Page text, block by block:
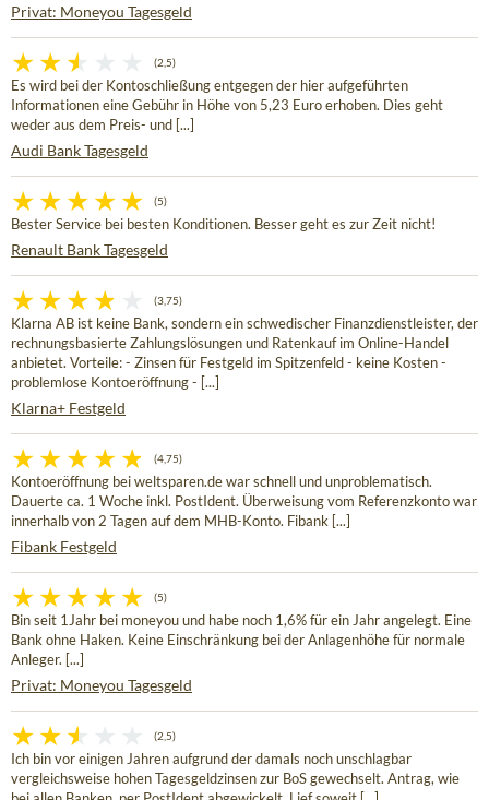
Privat: Moneyou Tagesgeld
(2,5)
Es wird bei der Kontoschließung entgegen der hier aufgeführten
Informationen eine Gebühr in Höhe von 5,23 Euro erhoben. Dies geht
weder aus dem Preis- und [...]
Audi Bank Tagesgeld
(5)
Bester Service bei besten Konditionen. Besser geht es zur Zeit nicht!
Renault Bank Tagesgeld
(3,75)
Klarna AB ist keine Bank, sondern ein schwedischer Finanzdienstleister, der
rechnungsbasierte Zahlungslösungen und Ratenkauf im Online-Handel
anbietet. Vorteile: - Zinsen für Festgeld im Spitzenfeld - keine Kosten -
problemlose Kontoeröffnung - [...]
Klarna+ Festgeld
(4,75)
Kontoeröffnung bei weltsparen.de war schnell und unproblematisch.
Dauerte ca. 1 Woche inkl. PostIdent. Überweisung vom Referenzkonto war
innerhalb von 2 Tagen auf dem MHB-Konto. Fibank [...]
Fibank Festgeld
(5)
Bin seit 1Jahr bei moneyou und habe noch 1,6% für ein Jahr angelegt. Eine
Bank ohne Haken. Keine Einschränkung bei der Anlagenhöhe für normale
Anleger. [...]
Privat: Moneyou Tagesgeld
(2,5)
Ich bin vor einigen Jahren aufgrund der damals noch unschlagbar
vergleichsweise hohen Tagesgeldzinsen zur BoS gewechselt. Antrag, wie